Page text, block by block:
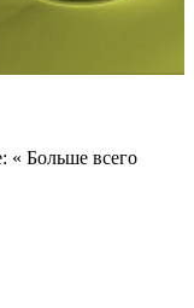
« Больше всего